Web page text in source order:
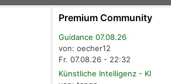
Premium Community
Guidance 07.08.26
von: oecher12
Fr. 07.08.26 - 22:32
Künstliche Intelligenz - KI